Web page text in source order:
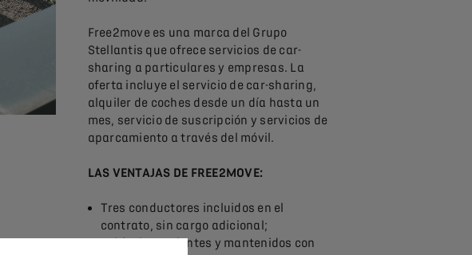
Free2move es una marca del Grupo
Stellantis que ofrece servicios de car-
sharing a particulares y empresas. La
oferta incluye el servicio de car-sharing,
alquiler de coches desde un día hasta un
mes, servicio de suscripción y servicios de
aparcamiento a través del móvil.
LAS VENTAJAS DE FREE2MOVE:
Tres conductores incluidos en el
contrato, sin cargo adicional;
Vehículos recientes y mantenidos con